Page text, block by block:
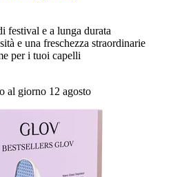
festival e a lunga durata
e una freschezza straordinarie
per i tuoi capelli
al giorno 12 agosto